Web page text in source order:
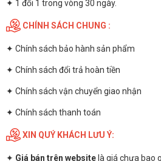
✦ 1 đổi 1 trong vòng 30 ngày.
CHÍNH SÁCH CHUNG :
✦ Chính sách bảo hành sản phẩm
✦ Chính sách đổi trả hoàn tiền
✦ Chính sách vận chuyển giao nhận
✦ Chính sách thanh toán
XIN QUÝ KHÁCH LƯU Ý:
✦ Giá bán trên websitelà giá chưa bao